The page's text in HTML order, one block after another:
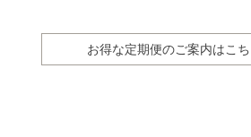
お得な定期便のご案内はこち